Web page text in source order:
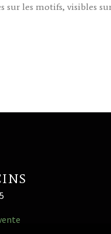
sur les motifs, visibles